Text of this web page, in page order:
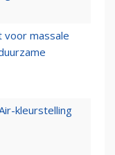
voor massale
kleurstelling